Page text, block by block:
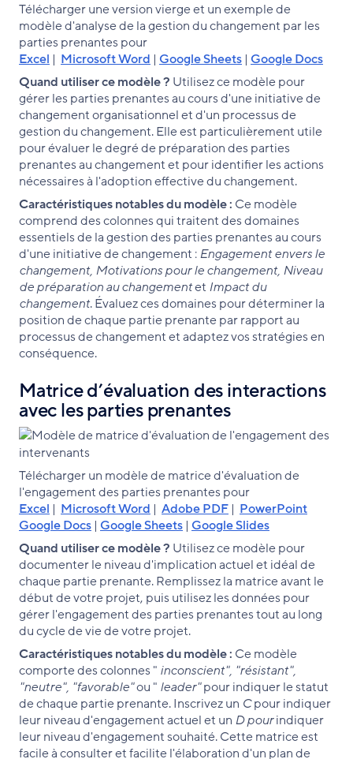
Télécharger une version vierge et un exemple de
modèle d'analyse de la gestion du changement par les
parties prenantes pour
Excel | Microsoft Word | Google Sheets | Google Docs
Quand utiliser ce modèle ? Utilisez ce modèle pour
gérer les parties prenantes au cours d'une initiative de
changement organisationnel et d'un processus de
gestion du changement. Elle est particulièrement utile
pour évaluer le degré de préparation des parties
prenantes au changement et pour identifier les actions
nécessaires à l'adoption effective du changement.
Caractéristiques notables du modèle : Ce modèle
comprend des colonnes qui traitent des domaines
essentiels de la gestion des parties prenantes au cours
d'une initiative de changement :Engagement envers le
changement, Motivations pour le changement, Niveau
de préparation au changementet Impact du
changement. Évaluez ces domaines pour déterminer la
position de chaque partie prenante par rapport au
processus de changement et adaptez vos stratégies en
conséquence.
Matrice d’évaluation des interactions
avec les parties prenantes
Télécharger un modèle de matrice d'évaluation de
l'engagement des parties prenantes pour
Excel | Microsoft Word | Adobe PDF | PowerPoint
Google Docs | Google Sheets | Google Slides
Quand utiliser ce modèle ? Utilisez ce modèle pour
documenter le niveau d'implication actuel et idéal de
chaque partie prenante. Remplissez la matrice avant le
début de votre projet, puis utilisez les données pour
gérer l'engagement des parties prenantes tout au long
du cycle de vie de votre projet.
Caractéristiques notables du modèle : Ce modèle
comporte des colonnes " inconscient", "résistant",
"neutre", "favorable"ou " leader"pour indiquer le statut
de chaque partie prenante. Inscrivez un Cpour indiquer
leur niveau d'engagement actuel et un D pourindiquer
leur niveau d'engagement souhaité. Cette matrice est
facile à consulter et facilite l'élaboration d'un plan de